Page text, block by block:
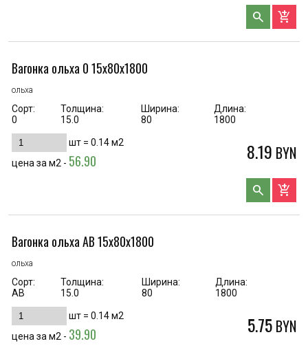
search add_shopping_cart
Вагонка ольха 0 15х80х1800
ольха
Сорт:
0
Толщина:
15.0
Ширина:
80
Длина:
1800
шт = 0.14м2
цена за м2 - 56.90 8.19 BYN
search add_shopping_cart
Вагонка ольха AB 15х80х1800
ольха
Сорт:
AB
Толщина:
15.0
Ширина:
80
Длина:
1800
шт = 0.14м2
цена за м2 - 39.90 5.75 BYN